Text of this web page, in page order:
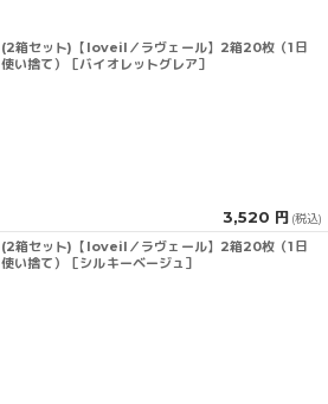
(2箱セット)【loveil／ラヴェール】2箱20枚（1日
使い捨て）［バイオレットグレア］
3,520 円 (税込)
(2箱セット)【loveil／ラヴェール】2箱20枚（1日
使い捨て）［シルキーベージュ］